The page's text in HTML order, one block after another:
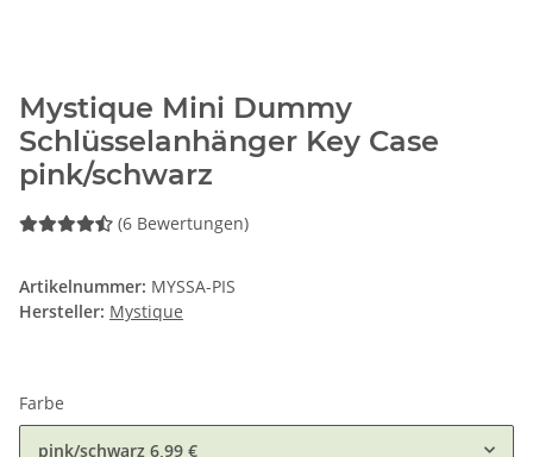
Mystique Mini Dummy
Schlüsselanhänger Key Case
pink/schwarz
(6 Bewertungen)
Artikelnummer: MYSSA-PIS
Hersteller: Mystique
Farbe
pink/schwarz 6,99 €